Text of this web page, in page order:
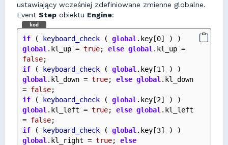
ustawiający wcześniej zdefiniowane zmienne globalne.
Event Step obiektu Engine:
kod
if ( keyboard_check ( global
global .kl_up = true; else global
false;
if ( keyboard_check ( global
global .kl_down = true; else global .kl_down
= false;
if ( keyboard_check ( global
global .kl_left = true; else global .kl_left
= false;
if ( keyboard_check ( global
global .kl_right = true; else